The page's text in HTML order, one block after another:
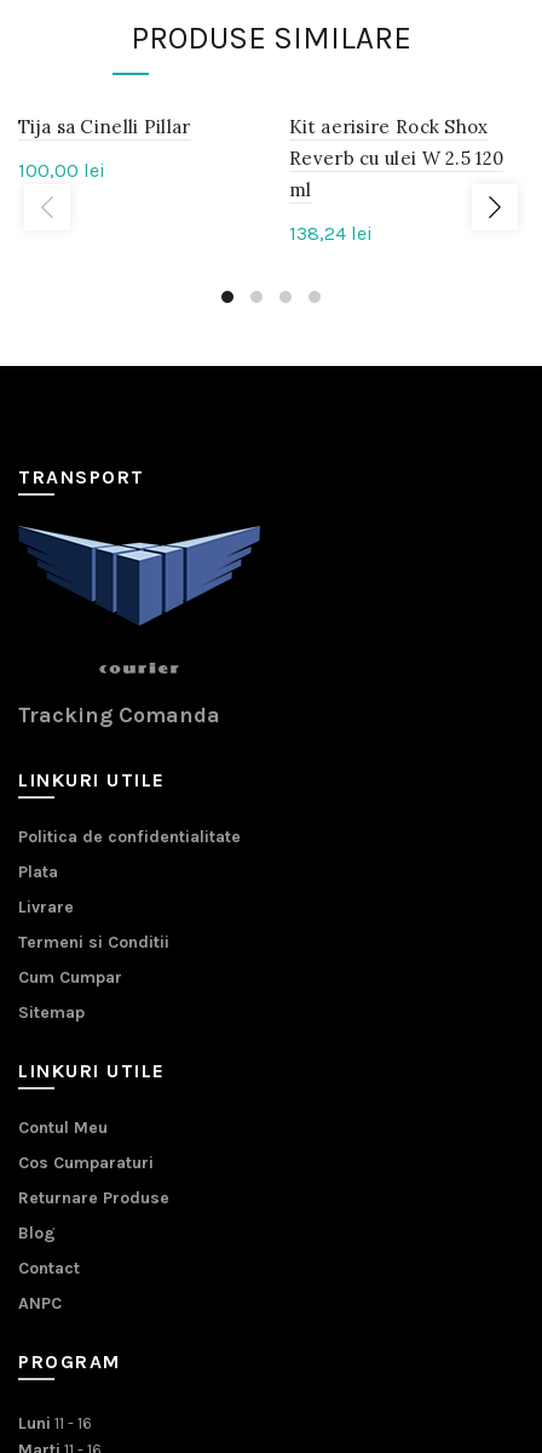
PRODUSE SIMILARE
IN
STOC
Tija sa Cinelli Pillar
100,00 lei
IN
STOC
Kit aerisire Rock Shox
Reverb cu ulei W 2.5 120
ml
138,24 lei
TRANSPORT
Tracking Comanda
LINKURI UTILE
Politica de confidentialitate
Plata
Livrare
Termeni si Conditii
Cum Cumpar
Sitemap
LINKURI UTILE
Contul Meu
Cos Cumparaturi
Returnare Produse
Blog
Contact
ANPC
PROGRAM
Luni 11 - 16